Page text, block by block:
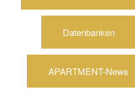
Datenbanken
APARTMENT-News